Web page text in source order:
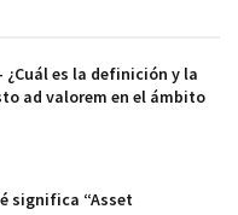
es la definición y la
ad valorem en el ámbito
significa “Asset